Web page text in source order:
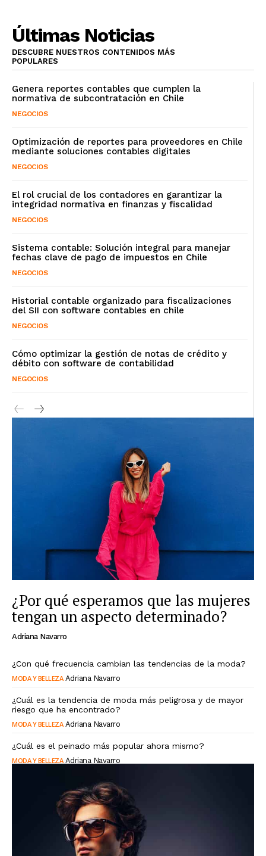
Últimas Noticias
DESCUBRE NUESTROS CONTENIDOS MÁS
POPULARES
Genera reportes contables que cumplen la
normativa de subcontratación en Chile
NEGOCIOS
Optimización de reportes para proveedores en Chile
mediante soluciones contables digitales
NEGOCIOS
El rol crucial de los contadores en garantizar la
integridad normativa en finanzas y fiscalidad
NEGOCIOS
Sistema contable: Solución integral para manejar
fechas clave de pago de impuestos en Chile
NEGOCIOS
Historial contable organizado para fiscalizaciones
del SII con software contables en chile
NEGOCIOS
Cómo optimizar la gestión de notas de crédito y
débito con software de contabilidad
NEGOCIOS
¿Por qué esperamos que las mujeres
tengan un aspecto determinado?
Adriana Navarro
¿Con qué frecuencia cambian las tendencias de la moda?
MODA Y BELLEZA Adriana Navarro
¿Cuál es la tendencia de moda más peligrosa y de mayor
riesgo que ha encontrado?
MODA Y BELLEZA Adriana Navarro
¿Cuál es el peinado más popular ahora mismo?
MODA Y BELLEZA Adriana Navarro